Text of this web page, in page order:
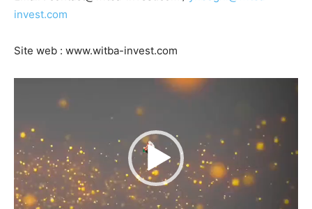
invest.com
Site web : www.witba-invest.com
Lecteur